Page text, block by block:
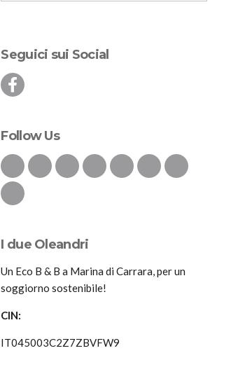
Seguici sui Social
Follow Us
I due Oleandri
Un Eco B & B a Marina di Carrara, per un
soggiorno sostenibile!
CIN:
IT045003C2Z7ZBVFW9